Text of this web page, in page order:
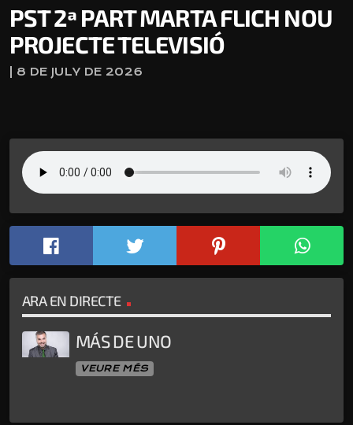
PST 2ª PART MARTA FLICH NOU
PROJECTE TELEVISIÓ
| 8 DE JULY DE 2026
ARA EN DIRECTE
MÁS DE UNO
VEURE MÉS